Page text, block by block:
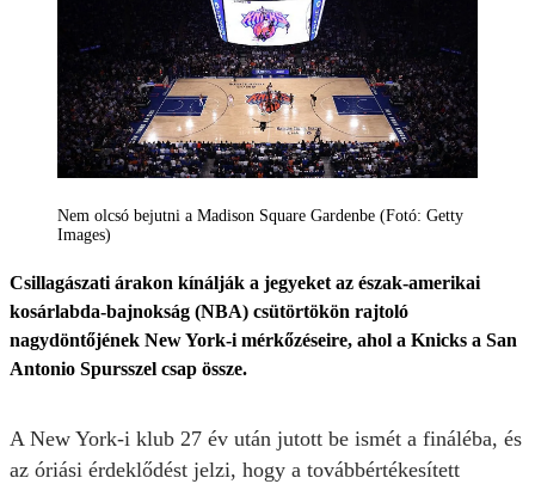
Nem olcsó bejutni a Madison Square Gardenbe (Fotó: Getty
Images)
Csillagászati árakon kínálják a jegyeket az észak-amerikai
kosárlabda-bajnokság (NBA) csütörtökön rajtoló
nagydöntőjének New York-i mérkőzéseire, ahol a Knicks a San
Antonio Spursszel csap össze.
A New York-i klub 27 év után jutott be ismét a fináléba, és
az óriási érdeklődést jelzi, hogy a továbbértékesített